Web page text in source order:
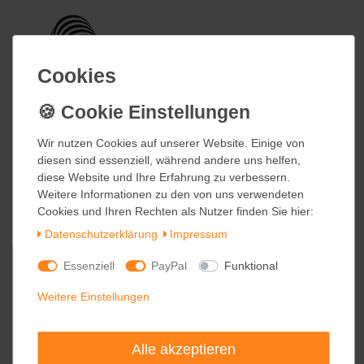
Cookies
Wir nutzen Cookies auf unserer Website. Einige von
diesen sind essenziell, während andere uns helfen,
diese Website und Ihre Erfahrung zu verbessern.
Weitere Informationen zu den von uns verwendeten
Cookies und Ihren Rechten als Nutzer finden Sie hier:
Daten­schutz­erklärung
Impressum
Essenziell PayPal Funktional
Weitere Einstellungen
Alle akzeptieren
Cookies
Wir nutzen Cookies auf unserer Website. Einige von
diesen sind essenziell, während andere uns helfen,
diese Website und Ihre Erfahrung zu verbessern.
Weitere Informationen zu den von uns verwendeten
Cookies und Ihren Rechten als Nutzer finden Sie hier:
Daten­schutz­erklärung
Impressum
Essenziell PayPal Funktional
Weitere Einstellungen
Alle akzeptieren